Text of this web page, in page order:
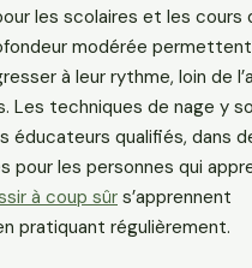
les scolaires et les cours
modérée
à leur rythme, loin de
Les techniques de nage y
éducateurs qualifiés, dans
pour les personnes qui
à coup sûr s’apprennent
pratiquant régulièrement.